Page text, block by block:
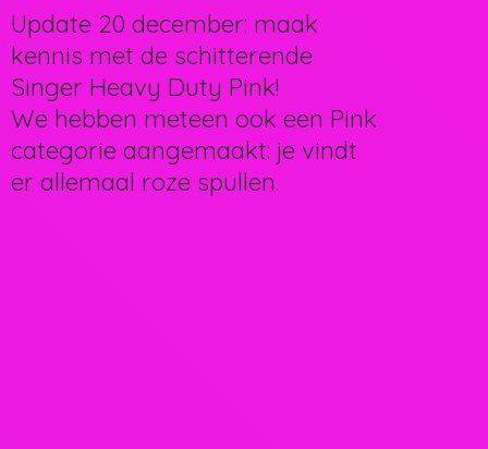
Update 20 december: maak
kennis met de schitterende
Singer Heavy Duty Pink!
We hebben meteen ook een Pink
categorie aangemaakt: je vindt
er allemaal roze spullen.